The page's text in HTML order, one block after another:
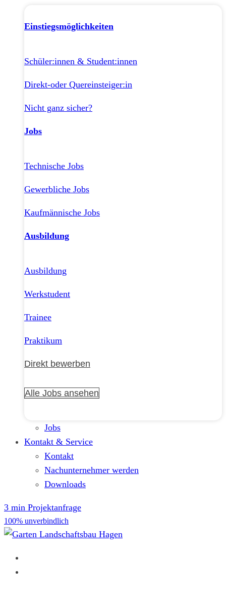
Einstiegsmöglichkeiten
Schüler:innen & Student:innen
Direkt-oder Quereinsteiger:in
Nicht ganz sicher?
Jobs
Technische Jobs
Gewerbliche Jobs
Kaufmännische Jobs
Ausbildung
Ausbildung
Werkstudent
Trainee
Praktikum
Direkt bewerben
Alle Jobs ansehen
Jobs
Kontakt & Service
Kontakt
Nachunternehmer werden
Downloads
3 min Projektanfrage
100% unverbindlich